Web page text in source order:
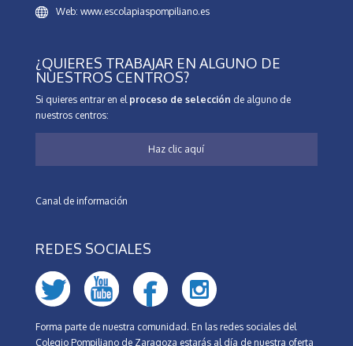
Web: www.escolapiaspompiliano.es
¿QUIERES TRABAJAR EN ALGUNO DE
NUESTROS CENTROS?
Si quieres entrar en el proceso de selección de alguno de
nuestros centros:
Haz clic aquí
Canal de información
REDES SOCIALES
Forma parte de nuestra comunidad. En las redes sociales del
Colegio Pompiliano de Zaragoza estarás al día de nuestra oferta